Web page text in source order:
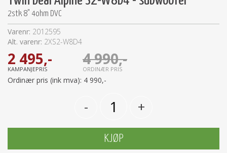
2stk 8" 4ohm DVC
Varenr: 2012595
Alt. varenr: 2XS2-W8D4
2 495,-
KAMPANJEPRIS
4 990,-
ORDINÆR PRIS
Ordinær pris (ink mva): 4 990,-
- +
KJØP